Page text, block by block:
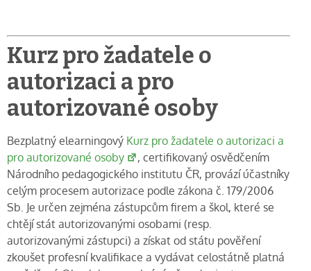
Kurz pro žadatele o
autorizaci a pro
autorizované osoby
Bezplatný elearningový Kurz pro žadatele o autorizaci a
pro autorizované osoby
, certifikovaný osvědčením
Národního pedagogického institutu ČR, provází účastníky
celým procesem autorizace podle zákona č. 179/2006
Sb. Je určen zejména zástupcům firem a škol, které se
chtějí stát autorizovanými osobami (resp.
autorizovanými zástupci) a získat od státu pověření
zkoušet profesní kvalifikace a vydávat celostátně platná